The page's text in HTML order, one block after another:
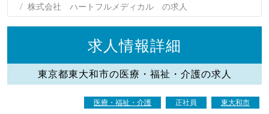
株式会社 ハートフルメディカル の求人
求人情報詳細
東京都東大和市の医療・福祉・介護の求人
医療・福祉・介護 正社員 東大和市